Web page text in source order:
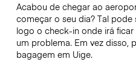
Acabou de chegar ao
começar o seu dia? Tal
logo o check-in onde irá
um problema. Em vez disso,
bagagem em Uige.